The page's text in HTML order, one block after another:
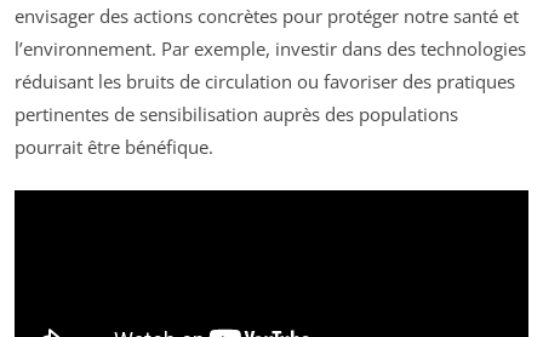
envisager des actions concrètes pour protéger notre santé et
l’environnement. Par exemple, investir dans des technologies
réduisant les bruits de circulation ou favoriser des pratiques
pertinentes de sensibilisation auprès des populations
pourrait être bénéfique.